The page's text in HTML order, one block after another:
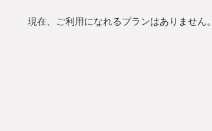
現在、ご利用になれるプランはありません。